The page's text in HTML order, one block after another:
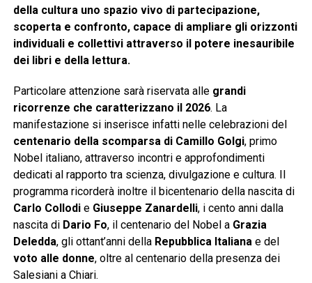
della cultura uno spazio vivo di partecipazione,
scoperta e confronto, capace di ampliare gli orizzonti
individuali e collettivi attraverso il potere inesauribile
dei libri e della lettura.
Particolare attenzione sarà riservata alle grandi
ricorrenze che caratterizzano il 2026. La
manifestazione si inserisce infatti nelle celebrazioni del
centenario della scomparsa di Camillo Golgi, primo
Nobel italiano, attraverso incontri e approfondimenti
dedicati al rapporto tra scienza, divulgazione e cultura. Il
programma ricorderà inoltre il bicentenario della nascita di
Carlo Collodie Giuseppe Zanardelli, i cento anni dalla
nascita di Dario Fo, il centenario del Nobel a Grazia
Deledda, gli ottant’anni della Repubblica Italianae del
voto alle donne, oltre al centenario della presenza dei
Salesiani a Chiari.